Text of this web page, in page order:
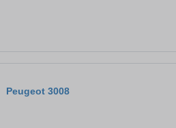
Peugeot 3008